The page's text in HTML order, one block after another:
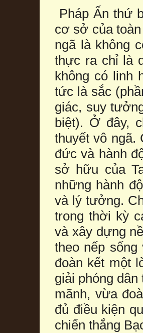
Pháp Ấn thứ
cơ sở của
ngã là không
thực ra chỉ là
không có linh
tức là sắc
giác, suy
biệt). Ở đây,
thuyết vô ngã.
đức và hành
sở hữu của
những hành
và lý tưởng.
trong thời kỳ
và xây dựng
theo nếp
đoàn kết một
giải phóng
mãnh, vừa
đủ điều kiện
chiến thắng